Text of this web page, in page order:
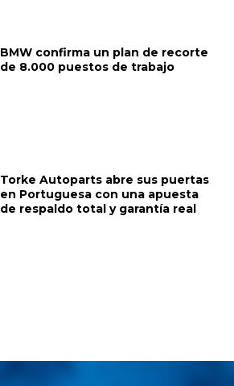
BMW confirma un plan de recorte
de 8.000 puestos de trabajo
Torke Autoparts abre sus puertas
en Portuguesa con una apuesta
de respaldo total y garantía real